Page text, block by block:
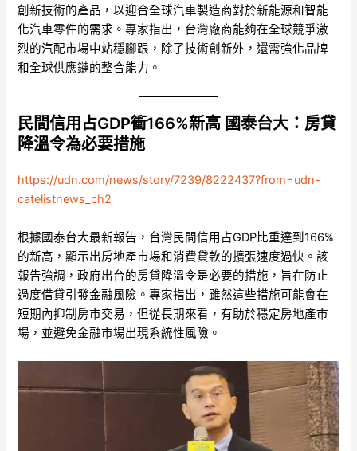
創新技術的產品，以迎合全球汽車製造商對於新能源和智能
化汽車零件的需求。專家指出，台灣廠商能夠在全球競爭激
烈的汽配市場中站穩腳跟，除了技術創新外，還需強化品牌
和全球供應鏈的整合能力。
民間信用占GDP衝166%新高 國泰台大：房貸
降溫令為必要措施
https://udn.com/news/story/7239/8222437?from=udn-
catelistnews_ch2
根據國泰台大最新報告，台灣民間信用占GDP比重達到166%
的新高，顯示出房地產市場和消費貸款的擴張速度過快。該
報告強調，政府出台的房貸降溫令是必要的措施，旨在防止
過度借貸引發金融風險。專家指出，雖然這些措施可能會在
短期內抑制房市交易，但從長期來看，有助於穩定房地產市
場，並避免金融市場出現系統性風險。